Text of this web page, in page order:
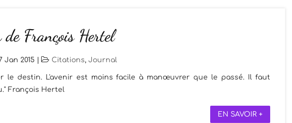
François Hertel
Jan 2015 | Citations, Journal
le destin. L'avenir est moins facile à manœuvrer que le passé. Il faut
François Hertel
EN SAVOIR +